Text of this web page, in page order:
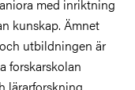
med inriktning
kunskap. Ämnet
utbildningen är
forskarskolan